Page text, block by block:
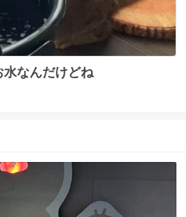
水なんだけどね